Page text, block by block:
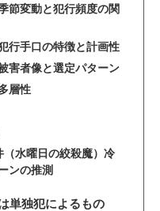
節変動と犯行頻度の関
行手口の特徴と計画性
害者像と選定パターン
層性
水曜日の絞殺魔）冷
ンの推測
単独犯によるもの